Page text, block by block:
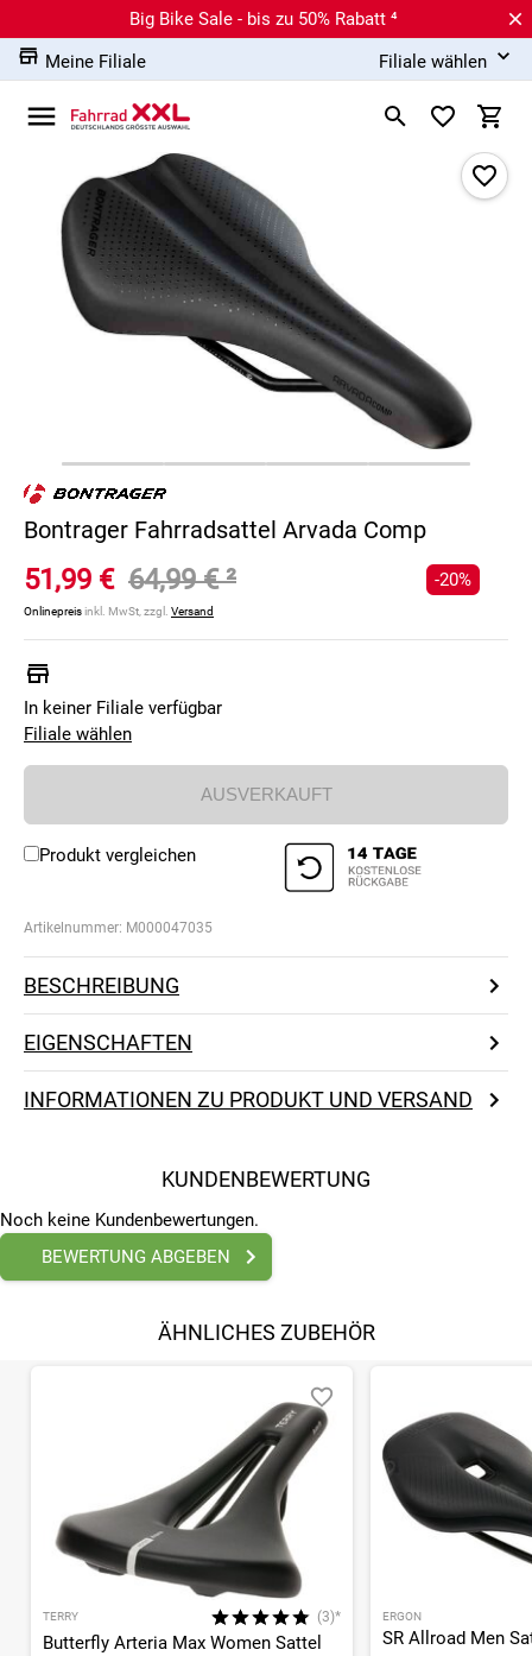
Big Bike Sale - bis zu 50% Rabatt ⁴
Meine Filiale
Filiale wählen
Bontrager Fahrradsattel Arvada Comp
51,99 € 64,99 €²
Onlinepreisinkl. MwSt, zzgl. Versand
-20%
In keiner Filiale verfügbar
Filiale wählen
AUSVERKAUFT
Produkt vergleichen
Artikelnummer: M000047035
BESCHREIBUNG
EIGENSCHAFTEN
INFORMATIONEN ZU PRODUKT UND VERSAND
KUNDENBEWERTUNG
Noch keine Kundenbewertungen.
BEWERTUNG ABGEBEN
ÄHNLICHES ZUBEHÖR
TERRY (3)*
Butterfly Arteria Max Women Sattel
ERGON
SR Allroad Men